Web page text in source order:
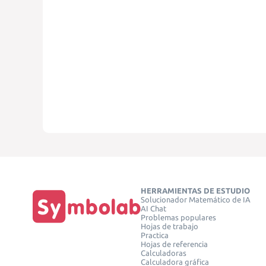
HERRAMIENTAS DE ESTUDIO
Solucionador Matemático de IA
AI Chat
Problemas populares
Hojas de trabajo
Practica
Hojas de referencia
Calculadoras
Calculadora gráfica